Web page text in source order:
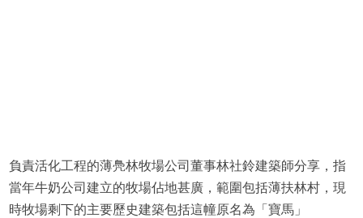
負責活化工程的薄鳧林牧場公司董事林社鈴建築師分享，指
當年牛奶公司建立的牧場佔地甚廣，範圍包括薄扶林村，現
時牧場剩下的主要歷史建築包括這幢原名為「寶馬」